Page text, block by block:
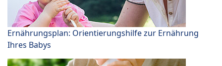
Ernährungsplan: Orientierungshilfe zur Ernährung
Ihres Babys